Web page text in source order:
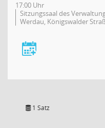
17:00 Uhr
Sitzungssaal des
Werdau, Königswalder
1 Satz